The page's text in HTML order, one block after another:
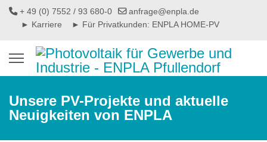
+ 49 (0) 7552 / 93 680-0
anfrage@enpla.de
► Karriere
► Für Privatkunden: ENPLA HOME-PV
Unsere PV-Projekte und aktuelle
Neuigkeiten von ENPLA